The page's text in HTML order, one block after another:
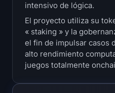
Bitcoin Bonos del Tesoro
Ethereum Bonos del
Solana Bonos del Tesoro
intensivo de lógica.
El proyecto utiliza su
« staking » y la
el fin de impulsar casos
alto rendimiento
juegos totalmente